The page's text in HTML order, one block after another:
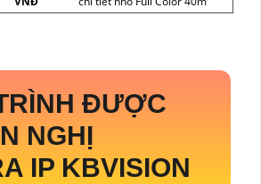
ĐƯỢC
NGHỊ
IP KBVISION